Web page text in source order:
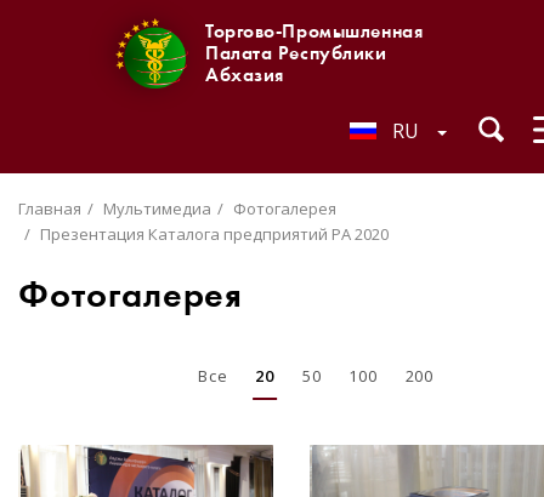
Торгово-Промышленная
Палата Республики
Абхазия
RU
Главная Мультимедиа
Фотогалерея
Презентация Каталога предприятий РА 2020
Фотогалерея
Все 20 50 100 200